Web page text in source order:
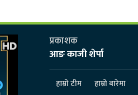
प्रकाशक
आङ काजी शेर्पा
हाम्रो टीम हाम्रो बारेमा